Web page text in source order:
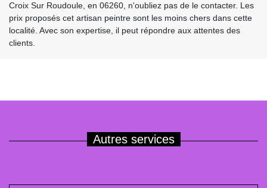
Croix Sur Roudoule, en 06260, n'oubliez pas de le contacter. Les
prix proposés cet artisan peintre sont les moins chers dans cette
localité. Avec son expertise, il peut répondre aux attentes des
clients.
Autres services